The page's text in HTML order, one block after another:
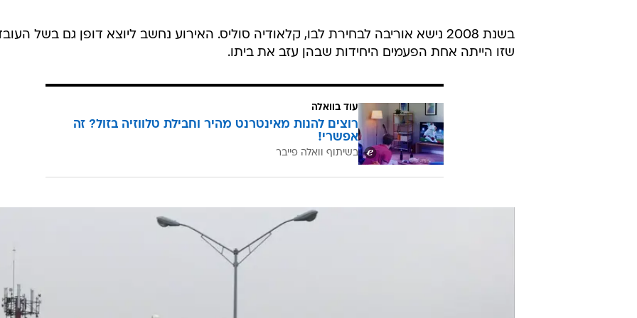
בשנת 2008 נישא אוריבה לבחירת לבו, קלאודיה סוליס. האירוע נחשב ליוצא דופן גם בשל
שזו הייתה אחת הפעמים היחידות שבהן עזב את ביתו.
עוד בוואלה
רוצים להנות מאינטרנט מהיר וחבילת טלווזיה בזול? זה
אפשרי!
בשיתוף וואלה פייבר